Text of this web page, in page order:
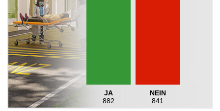
JA
882
NEIN
841